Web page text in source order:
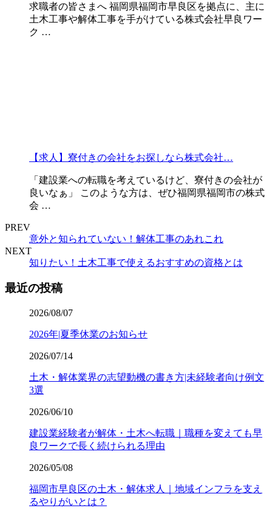
求職者の皆さまへ 福岡県福岡市早良区を拠点に、主に
土木工事や解体工事を手がけている株式会社早良ワー
ク …
【求人】寮付きの会社をお探しなら株式会社…
「建設業への転職を考えているけど、寮付きの会社が
良いなぁ」 このような方は、ぜひ福岡県福岡市の株式
会 …
PREV
意外と知られていない！解体工事のあれこれ
NEXT
知りたい！土木工事で使えるおすすめの資格とは
最近の投稿
2026/08/07
2026年|夏季休業のお知らせ
2026/07/14
土木・解体業界の志望動機の書き方|未経験者向け例文
3選
2026/06/10
建設業経験者が解体・土木へ転職｜職種を変えても早
良ワークで長く続けられる理由
2026/05/08
福岡市早良区の土木・解体求人｜地域インフラを支え
るやりがいとは？